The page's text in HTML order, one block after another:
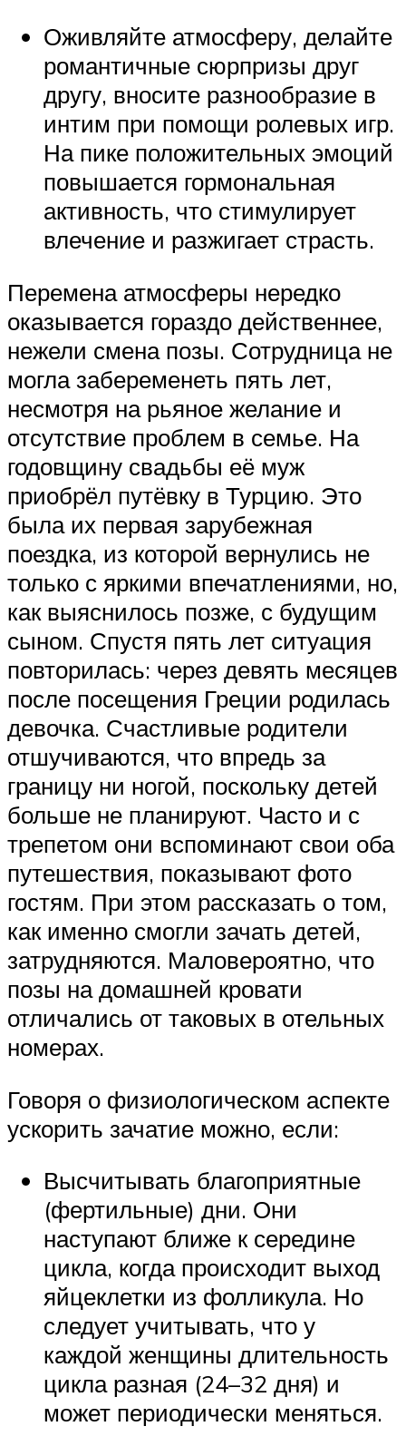
Оживляйте атмосферу, делайте
романтичные сюрпризы друг
другу, вносите разнообразие в
интим при помощи ролевых игр.
На пике положительных эмоций
повышается гормональная
активность, что стимулирует
влечение и разжигает страсть.
Перемена атмосферы нередко
оказывается гораздо действеннее,
нежели смена позы. Сотрудница не
могла забеременеть пять лет,
несмотря на рьяное желание и
отсутствие проблем в семье. На
годовщину свадьбы её муж
приобрёл путёвку в Турцию. Это
была их первая зарубежная
поездка, из которой вернулись не
только с яркими впечатлениями, но,
как выяснилось позже, с будущим
сыном. Спустя пять лет ситуация
повторилась: через девять месяцев
после посещения Греции родилась
девочка. Счастливые родители
отшучиваются, что впредь за
границу ни ногой, поскольку детей
больше не планируют. Часто и с
трепетом они вспоминают свои оба
путешествия, показывают фото
гостям. При этом рассказать о том,
как именно смогли зачать детей,
затрудняются. Маловероятно, что
позы на домашней кровати
отличались от таковых в отельных
номерах.
Говоря о физиологическом аспекте
ускорить зачатие можно, если:
Высчитывать благоприятные
(фертильные) дни. Они
наступают ближе к середине
цикла, когда происходит выход
яйцеклетки из фолликула. Но
следует учитывать, что у
каждой женщины длительность
цикла разная (24–32 дня) и
может периодически меняться.